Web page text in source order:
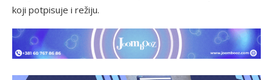
koji potpisuje i režiju.